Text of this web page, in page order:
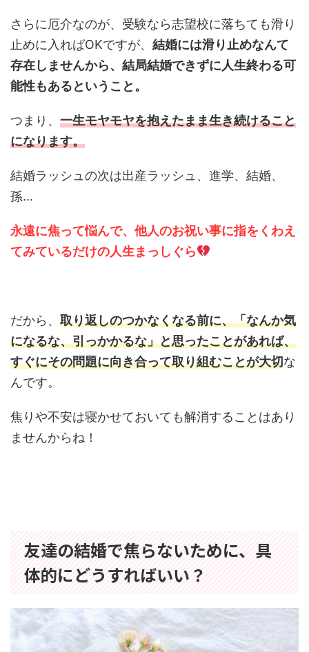
さらに厄介なのが、受験なら志望校に落ちても滑り
止めに入ればOKですが、 結婚には滑り止めなんて
存在しませんから、結局結婚できずに人生終わる可
能性もあるということ。
つまり、 一生モヤモヤを抱えたまま生き続けること
になります。
結婚ラッシュの次は出産ラッシュ、進学、結婚、
孫…
永遠に焦って悩んで、他人のお祝い事に指をくわえ
てみているだけの人生まっしぐら
だから、 取り返しのつかなくなる前に、「なんか気
になるな、引っかかるな」と思ったことがあれば、
すぐにその問題に向き合って取り組むことが大切な
んです。
焦りや不安は寝かせておいても解消することはあり
ませんからね！
友達の結婚で焦らないために、具
体的にどうすればいい？